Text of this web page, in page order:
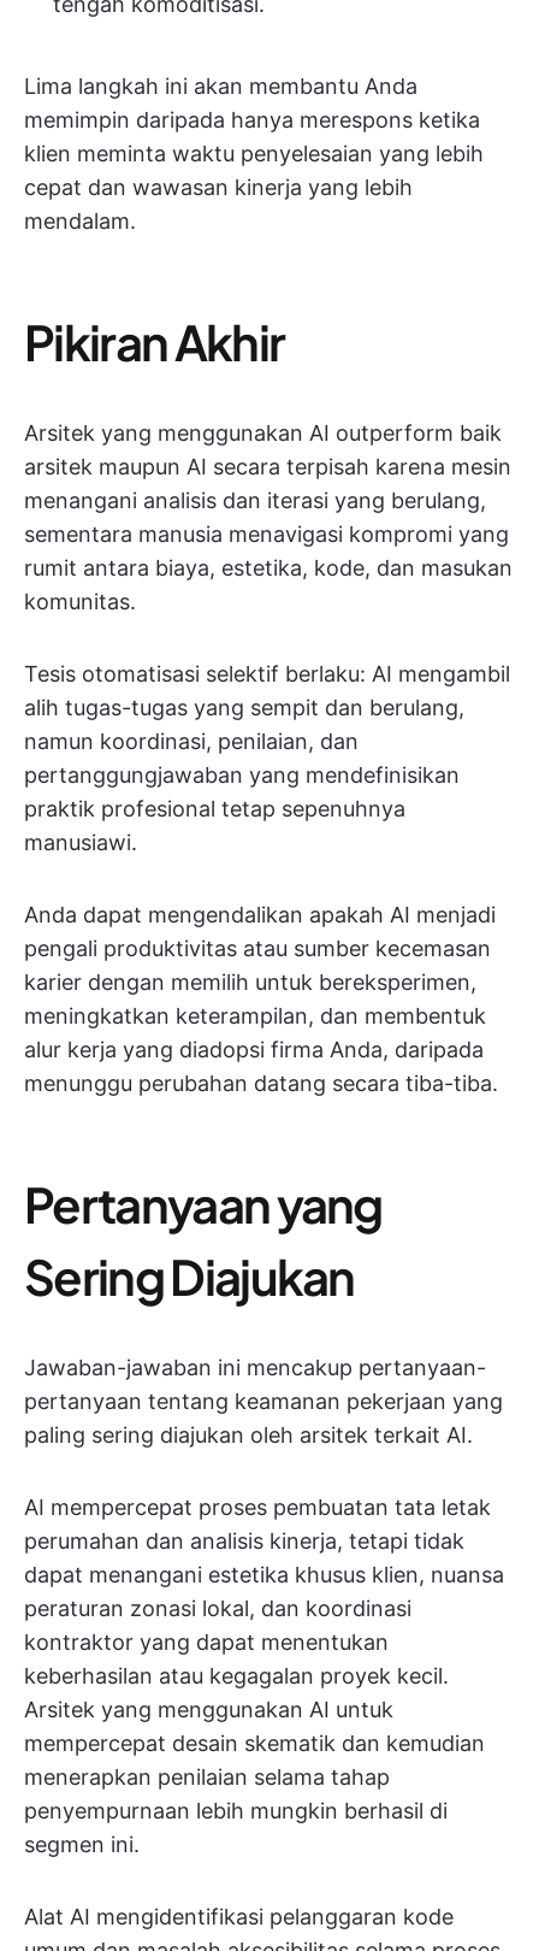
Lima langkah ini akan membantu Anda
memimpin daripada hanya merespons ketika
klien meminta waktu penyelesaian yang lebih
cepat dan wawasan kinerja yang lebih
mendalam.
Pikiran Akhir
Arsitek yang menggunakan AI outperform baik
arsitek maupun AI secara terpisah karena mesin
menangani analisis dan iterasi yang berulang,
sementara manusia menavigasi kompromi yang
rumit antara biaya, estetika, kode, dan masukan
komunitas.
Tesis otomatisasi selektif berlaku: AI mengambil
alih tugas-tugas yang sempit dan berulang,
namun koordinasi, penilaian, dan
pertanggungjawaban yang mendefinisikan
praktik profesional tetap sepenuhnya
manusiawi.
Anda dapat mengendalikan apakah AI menjadi
pengali produktivitas atau sumber kecemasan
karier dengan memilih untuk bereksperimen,
meningkatkan keterampilan, dan membentuk
alur kerja yang diadopsi firma Anda, daripada
menunggu perubahan datang secara tiba-tiba.
Pertanyaan yang
Sering Diajukan
Jawaban-jawaban ini mencakup pertanyaan-
pertanyaan tentang keamanan pekerjaan yang
paling sering diajukan oleh arsitek terkait AI.
AI mempercepat proses pembuatan tata letak
perumahan dan analisis kinerja, tetapi tidak
dapat menangani estetika khusus klien, nuansa
peraturan zonasi lokal, dan koordinasi
kontraktor yang dapat menentukan
keberhasilan atau kegagalan proyek kecil.
Arsitek yang menggunakan AI untuk
mempercepat desain skematik dan kemudian
menerapkan penilaian selama tahap
penyempurnaan lebih mungkin berhasil di
segmen ini.
Alat AI mengidentifikasi pelanggaran kode